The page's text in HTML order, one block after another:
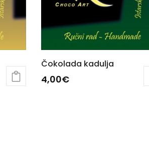
Čokolada kadulja
4,00€